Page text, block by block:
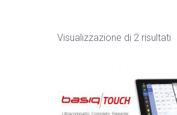
Visualizzazione di 2 risultati